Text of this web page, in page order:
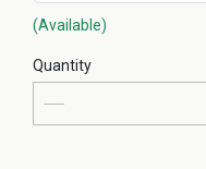
(Available)
Quantity